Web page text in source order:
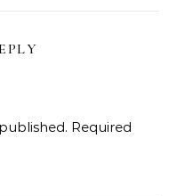
Required